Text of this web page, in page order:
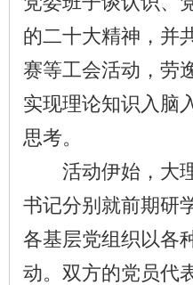
的二十大精神，并
赛等工会活动，劳
实现理论知识入脑
思考。
活动伊始，大理
书记分别就前期研
各基层党组织以各
动。双方的党员代